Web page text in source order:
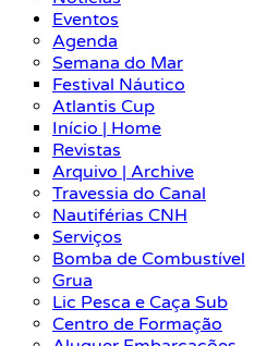
Eventos
Agenda
Semana do Mar
Festival Náutico
Atlantis Cup
Início | Home
Revistas
Arquivo | Archive
Travessia do Canal
Nautiférias CNH
Serviços
Bomba de Combustível
Grua
Lic Pesca e Caça Sub
Centro de Formação